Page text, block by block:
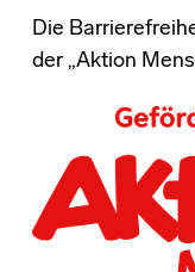
Die
der „Aktion